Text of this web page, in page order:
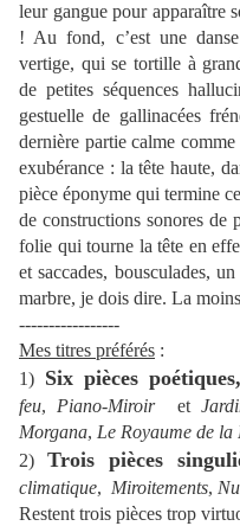
leur gangue pour apparaître
! Au fond, c’est une
vertige, qui se tortille à
de petites séquences
gestuelle de gallinacées
dernière partie calme
exubérance : la tête haute,
pièce éponyme qui termine
de constructions sonores de
folie qui tourne la tête en
et saccades, bousculades,
marbre, je dois dire. La
-----------------
Mes titres préférés :
1) Six pièces
feu, Piano-Miroir et
Morgana, Le Royaume de
2)
Trois pièces
climatique, Miroitements,
Restent trois pièces trop